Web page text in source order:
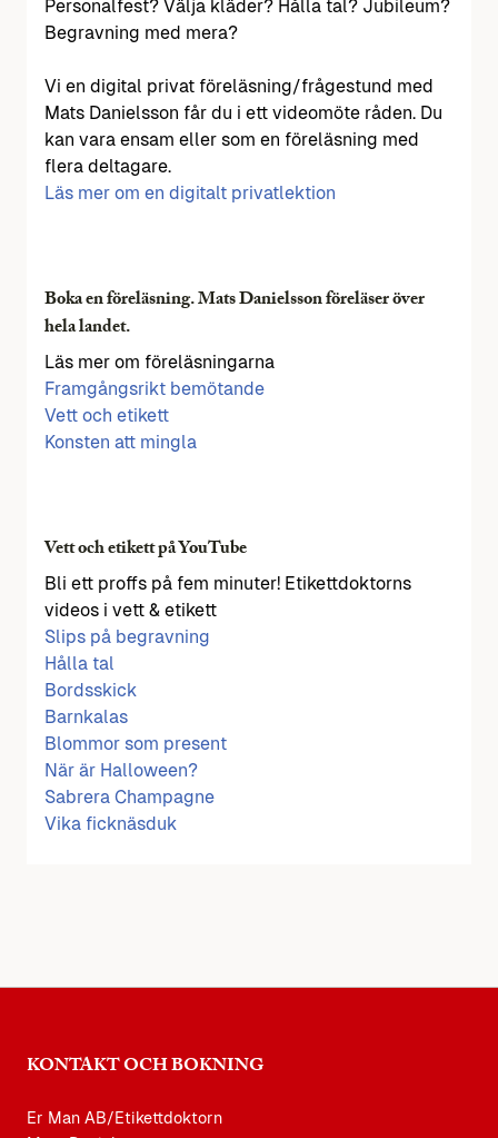
Personalfest? Välja kläder? Hålla tal? Jubileum?
Begravning med mera?
Vi en digital privat föreläsning/frågestund med
Mats Danielsson får du i ett videomöte råden. Du
kan vara ensam eller som en föreläsning med
flera deltagare.
Läs mer om en digitalt privatlektion
Boka en föreläsning. Mats Danielsson föreläser över
hela landet.
Läs mer om föreläsningarna
Framgångsrikt bemötande
Vett och etikett
Konsten att mingla
Vett och etikett på YouTube
Bli ett proffs på fem minuter! Etikettdoktorns
videos i vett & etikett
Slips på begravning
Hålla tal
Bordsskick
Barnkalas
Blommor som present
När är Halloween?
Sabrera Champagne
Vika ficknäsduk
KONTAKT OCH BOKNING
Er Man AB/Etikettdoktorn